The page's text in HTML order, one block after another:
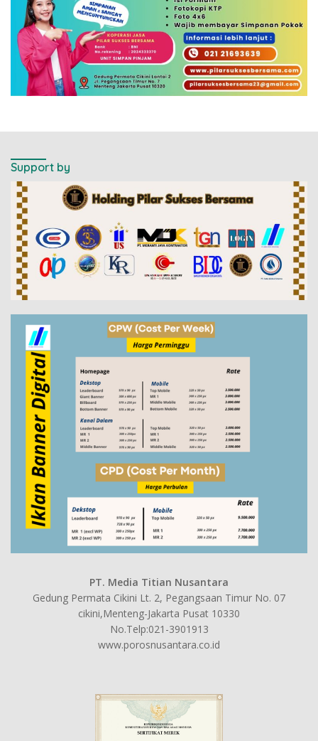
Support by
PT. Media Titian Nusantara
Gedung Permata Cikini Lt. 2, Pegangsaan Timur No. 07
cikini,Menteng-Jakarta Pusat 10330
No.Telp:021-3901913
www.porosnusantara.co.id